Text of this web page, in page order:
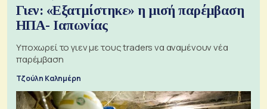
Γιεν: «Εξατμίστηκε» η μισή παρέμβαση
ΗΠΑ- Ιαπωνίας
Υποχωρεί το γιεν με τους traders να αναμένουν νέα
παρέμβαση
Τζούλη Καλημέρη